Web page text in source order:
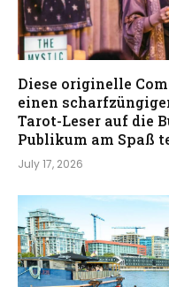
Diese originelle
einen
Tarot-Leser auf die
Publikum am Spaß
July 17, 2026